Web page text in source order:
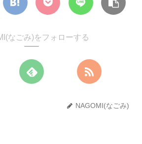
なごみ)をフォローする
NAGOMI(なごみ)